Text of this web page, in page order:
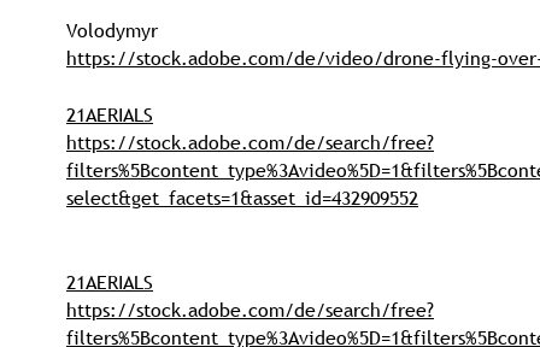
Volodymyr
https://stock.adobe.com/de/video/drone-flying-
21AERIALS
https://stock.adobe.com/de/search/free?
select&get_facets=1&asset_id=432909552
21AERIALS
https://stock.adobe.com/de/search/free?